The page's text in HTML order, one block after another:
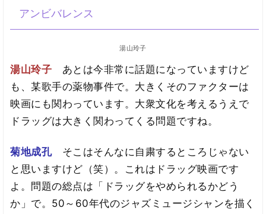
アンビバレンス
湯山玲子
湯山玲子 あとは今非常に話題になっていますけど
も、某歌手の薬物事件で。大きくそのファクターは
映画にも関わっています。大衆文化を考えるうえで
ドラッグは大きく関わってくる問題ですね。
菊地成孔 そこはそんなに自粛するところじゃない
と思いますけど（笑）。これはドラッグ映画です
よ。問題の総点は「ドラッグをやめられるかどう
か」で。50～60年代のジャズミュージシャンを描く